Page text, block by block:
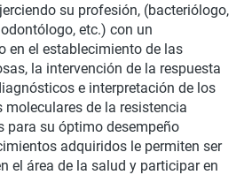
su profesión, (bacteriólogo,
etc.) con un
en el establecimiento de las
la intervención de la respuesta
e interpretación de los
de la resistencia
para su óptimo desempeño
adquiridos le permiten ser
el área de la salud y participar en